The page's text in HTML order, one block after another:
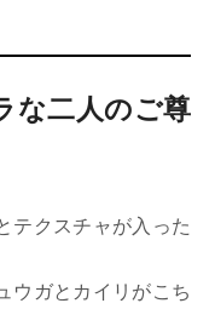
な二人のご尊
テクスチャが入った
ウガとカイリがこち